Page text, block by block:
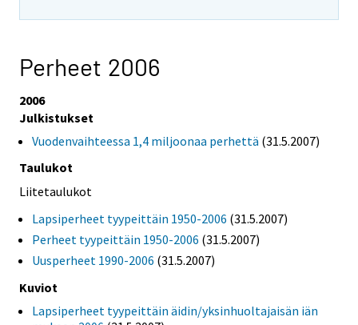
Perheet 2006
2006
Julkistukset
Vuodenvaihteessa 1,4 miljoonaa perhettä (31.5.2007)
Taulukot
Liitetaulukot
Lapsiperheet tyypeittäin 1950-2006 (31.5.2007)
Perheet tyypeittäin 1950-2006 (31.5.2007)
Uusperheet 1990-2006 (31.5.2007)
Kuviot
Lapsiperheet tyypeittäin äidin/yksinhuoltajaisän iän